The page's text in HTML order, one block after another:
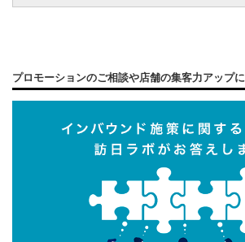
プロモーションのご相談や店舗の集客力アップに